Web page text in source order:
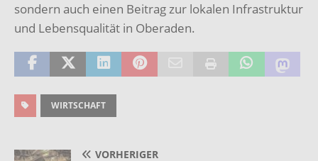
sondern auch einen Beitrag zur lokalen Infrastruktur
und Lebensqualität in Oberaden.
WIRTSCHAFT
VORHERIGER